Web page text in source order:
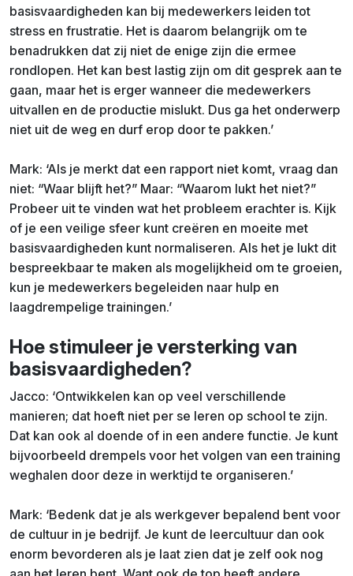
basisvaardigheden kan bij medewerkers leiden tot
stress en frustratie. Het is daarom belangrijk om te
benadrukken dat zij niet de enige zijn die ermee
rondlopen. Het kan best lastig zijn om dit gesprek aan te
gaan, maar het is erger wanneer die medewerkers
uitvallen en de productie mislukt. Dus ga het onderwerp
niet uit de weg en durf erop door te pakken.’
Mark: ‘Als je merkt dat een rapport niet komt, vraag dan
niet: “Waar blijft het?” Maar: “Waarom lukt het niet?”
Probeer uit te vinden wat het probleem erachter is. Kijk
of je een veilige sfeer kunt creëren en moeite met
basisvaardigheden kunt normaliseren. Als het je lukt dit
bespreekbaar te maken als mogelijkheid om te groeien,
kun je medewerkers begeleiden naar hulp en
laagdrempelige trainingen.’
Hoe stimuleer je versterking van
basisvaardigheden?
Jacco: ‘Ontwikkelen kan op veel verschillende
manieren; dat hoeft niet per se leren op school te zijn.
Dat kan ook al doende of in een andere functie. Je kunt
bijvoorbeeld drempels voor het volgen van een training
weghalen door deze in werktijd te organiseren.’
Mark: ‘Bedenk dat je als werkgever bepalend bent voor
de cultuur in je bedrijf. Je kunt de leercultuur dan ook
enorm bevorderen als je laat zien dat je zelf ook nog